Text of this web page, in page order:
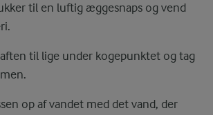
til en luftig æggesnaps og vend
til lige under kogepunktet og tag
op af vandet med det vand, der